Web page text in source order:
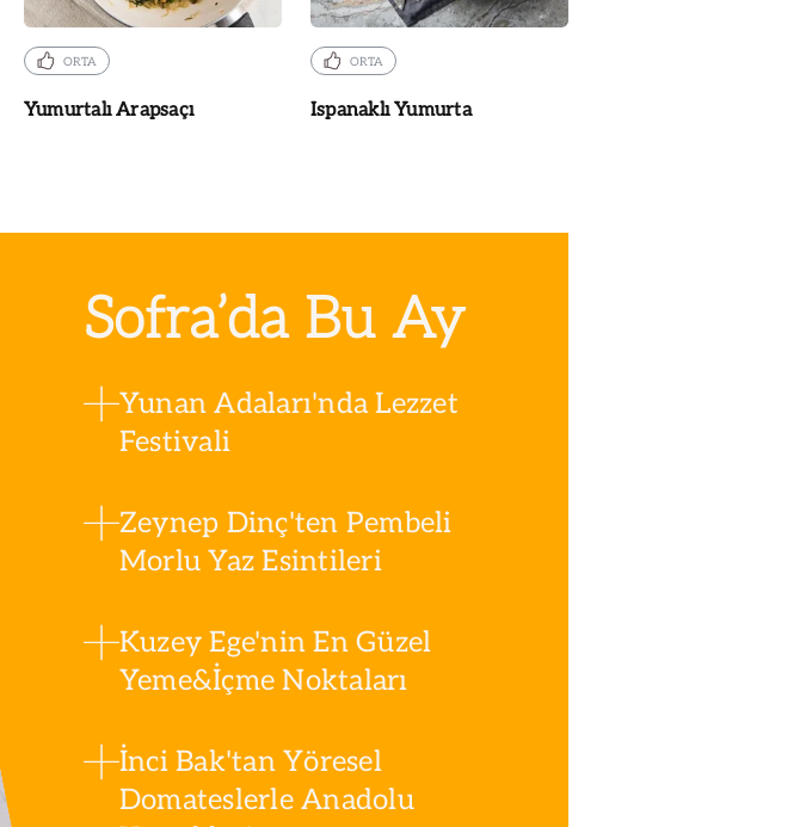
ORTA
Yumurtalı Arapsaçı
ORTA
Ispanaklı Yumurta
Sofra’da Bu Ay
Yunan Adaları'nda Lezzet
Festivali
Zeynep Dinç'ten Pembeli
Morlu Yaz Esintileri
Kuzey Ege'nin En Güzel
Yeme&İçme Noktaları
İnci Bak'tan Yöresel
Domateslerle Anadolu